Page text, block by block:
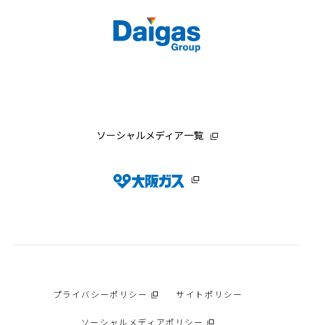
ソーシャルメディア一覧
プライバシーポリシー サイトポリシー
ソーシャルメディアポリシー